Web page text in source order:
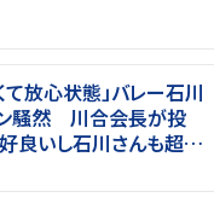
て放心状態」バレー石川
騒然 川合会長が投
良いし石川さんも超格